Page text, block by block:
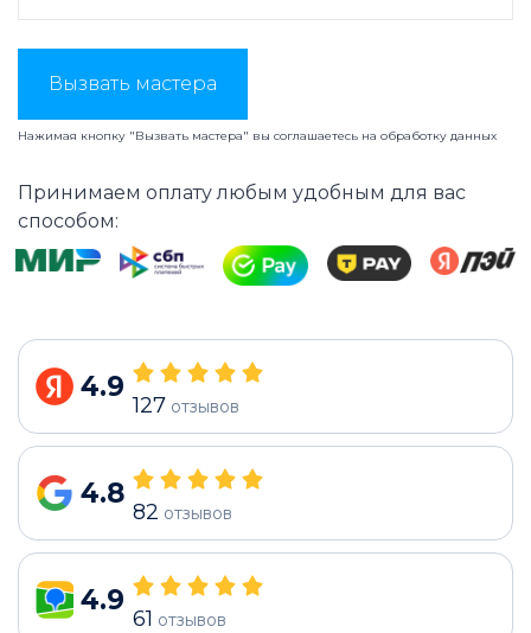
Вызвать мастера
Нажимая кнопку "Вызвать мастера" вы соглашаетесь на обработку данных
Принимаем оплату любым удобным для вас
способом:
4.9
127 отзывов
4.8
82 отзывов
4.9
61 отзывов